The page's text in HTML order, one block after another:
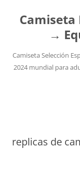
Camiseta
→
Camiseta Selección
2024 mundial para
replicas de